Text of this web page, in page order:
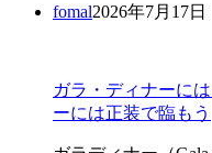
fomal2026年7月17日
ガラ・ディナーに
ーには正装で臨もう